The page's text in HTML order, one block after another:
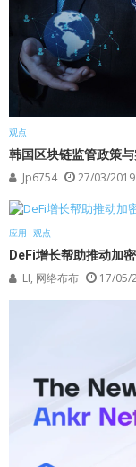
观点
韩国区块链监管政策
Jp6754 27/03/2019
应用 观点
DeFi增长帮助推动加
LI, 网络布布 17/05/